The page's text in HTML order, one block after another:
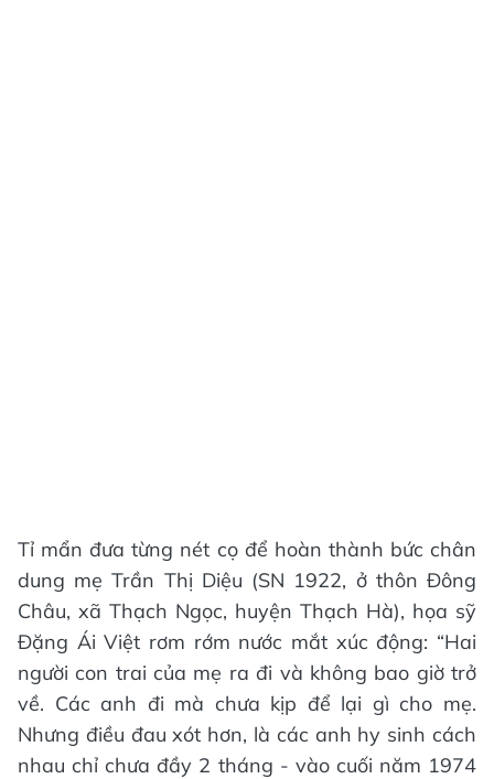
Tỉ mẩn đưa từng nét cọ để hoàn thành bức chân
dung mẹ Trần Thị Diệu (SN 1922, ở thôn Đông
Châu, xã Thạch Ngọc, huyện Thạch Hà), họa sỹ
Đặng Ái Việt rơm rớm nước mắt xúc động: “Hai
người con trai của mẹ ra đi và không bao giờ trở
về. Các anh đi mà chưa kịp để lại gì cho mẹ.
Nhưng điều đau xót hơn, là các anh hy sinh cách
nhau chỉ chưa đầy 2 tháng - vào cuối năm 1974